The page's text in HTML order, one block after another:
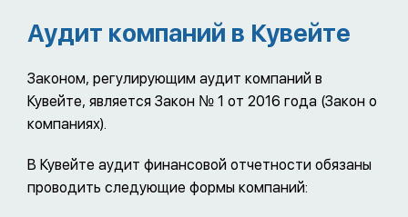
Аудит компаний в Кувейте
Законом, регулирующим аудит компаний в
Кувейте, является Закон № 1 от 2016 года (Закон о
компаниях).
В Кувейте аудит финансовой отчетности обязаны
проводить следующие формы компаний: